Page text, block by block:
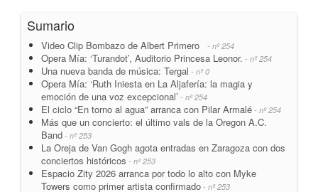
Sumario
Video Clip Bombazo de Albert Primero - nº 254
Opera Mía: ‘Turandot’, Auditorio Princesa Leonor. - nº 254
Una nueva banda de música: Tergal - nº 0
Opera Mía: ‘Ruth Iniesta en La Aljafería: la magia y
emoción de una voz excepcional’ - nº 254
El ciclo “En torno al agua” arranca con Pilar Armalé - nº 254
Más que un concierto: el último vals de la Oregon A.C.
Band - nº 253
La Oreja de Van Gogh agota entradas en Zaragoza con dos
conciertos históricos - nº 253
Espacio Zity 2026 arranca por todo lo alto con Myke
Towers como primer artista confirmado - nº 253